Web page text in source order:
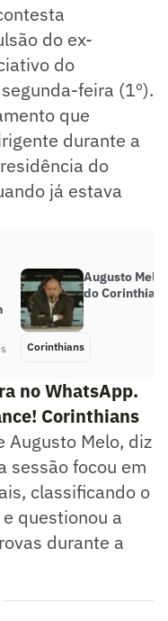
do ex-
do
feira (1º).
que
durante a
do
já estava
Augusto Melo
do Corinthians
Corinthians
no WhatsApp.
Corinthians
Augusto Melo, diz
sessão focou em
classificando o
questionou a
durante a